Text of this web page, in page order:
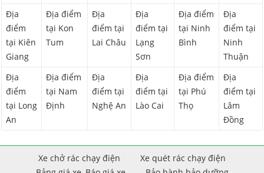
Địa
điểm
tại Kiên
Giang
Địa điểm
tại Kon
Tum
Địa
điểm tại
Lai Châu
Địa
điểm tại
Lạng
Sơn
Địa điểm
tại Ninh
Bình
Địa
điểm tại
Ninh
Thuận
Địa
điểm
tại Long
An
Địa điểm
tại Nam
Định
Địa
điểm tại
Nghệ An
Địa
điểm tại
Lào Cai
Địa điểm
tại Phú
Thọ
Địa
điểm tại
Lâm
Đồng
Xe chở rác chạy điện
Xe quét rác chạy điện